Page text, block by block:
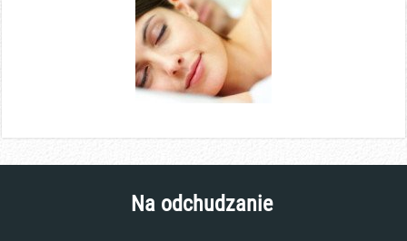
Na odchudzanie